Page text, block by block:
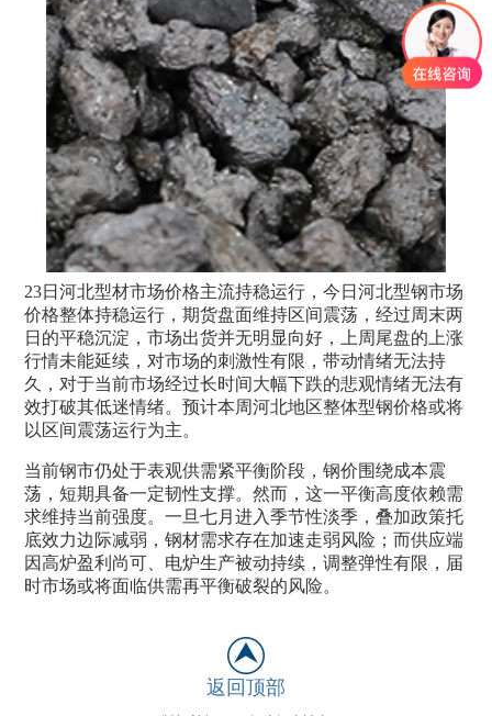
23日河北型材市场价格主流持稳运行，今日河北型钢市场
价格整体持稳运行，期货盘面维持区间震荡，经过周末两
日的平稳沉淀，市场出货并无明显向好，上周尾盘的上涨
行情未能延续，对市场的刺激性有限，带动情绪无法持
久，对于当前市场经过长时间大幅下跌的悲观情绪无法有
效打破其低迷情绪。预计本周河北地区整体型钢价格或将
以区间震荡运行为主。
当前钢市仍处于表观供需紧平衡阶段，钢价围绕成本震
荡，短期具备一定韧性支撑。然而，这一平衡高度依赖需
求维持当前强度。一旦七月进入季节性淡季，叠加政策托
底效力边际减弱，钢材需求存在加速走弱风险；而供应端
因高炉盈利尚可、电炉生产被动持续，调整弹性有限，届
时市场或将面临供需再平衡破裂的风险。
返回顶部